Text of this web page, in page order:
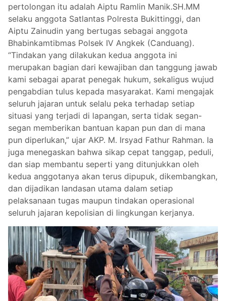
pertolongan itu adalah Aiptu Ramlin Manik.SH.MM
selaku anggota Satlantas Polresta Bukittinggi, dan
Aiptu Zainudin yang bertugas sebagai anggota
Bhabinkamtibmas Polsek IV Angkek (Canduang).
“Tindakan yang dilakukan kedua anggota ini
merupakan bagian dari kewajiban dan tanggung jawab
kami sebagai aparat penegak hukum, sekaligus wujud
pengabdian tulus kepada masyarakat. Kami mengajak
seluruh jajaran untuk selalu peka terhadap setiap
situasi yang terjadi di lapangan, serta tidak segan-
segan memberikan bantuan kapan pun dan di mana
pun diperlukan,” ujar AKP. M. Irsyad Fathur Rahman. Ia
juga menegaskan bahwa sikap cepat tanggap, peduli,
dan siap membantu seperti yang ditunjukkan oleh
kedua anggotanya akan terus dipupuk, dikembangkan,
dan dijadikan landasan utama dalam setiap
pelaksanaan tugas maupun tindakan operasional
seluruh jajaran kepolisian di lingkungan kerjanya.